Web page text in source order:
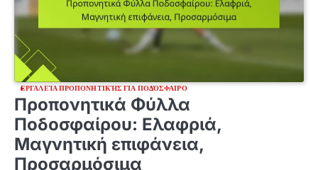
ΕΡΓΑΛΕΊΑ ΠΡΟΠΟΝΗΤΙΚΉΣ ΓΙΑ ΠΟΔΌΣΦΑΙΡΟ
Προπονητικά Φύλλα
Ποδοσφαίρου: Ελαφριά,
Μαγνητική επιφάνεια,
Προσαρμόσιμα